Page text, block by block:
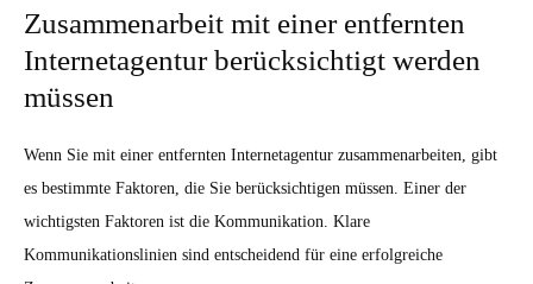
Zusammenarbeit mit einer entfernten
Internetagentur berücksichtigt werden
müssen
Wenn Sie mit einer entfernten Internetagentur zusammenarbeiten, gibt
es bestimmte Faktoren, die Sie berücksichtigen müssen. Einer der
wichtigsten Faktoren ist die Kommunikation. Klare
Kommunikationslinien sind entscheidend für eine erfolgreiche